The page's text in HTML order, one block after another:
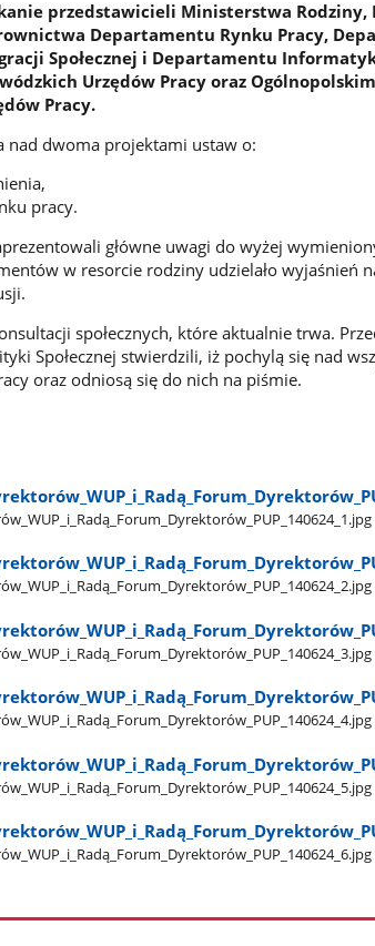
przedstawicieli Ministerstwa Rodziny,
Departamentu Rynku Pracy,
Społecznej i Departamentu
Urzędów Pracy oraz
Pracy.
nad dwoma projektami ustaw o:
pracy.
główne uwagi do wyżej
w resorcie rodziny udzielało wyjaśnień
społecznych, które aktualnie trwa.
Społecznej stwierdzili, iż pochylą się nad
oraz odniosą się do nich na piśmie.